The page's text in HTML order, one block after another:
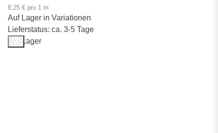
8,25 € pro 1 m
Auf Lager in Variationen
Lieferstatus: ca. 3-5 Tage
Auf Lager